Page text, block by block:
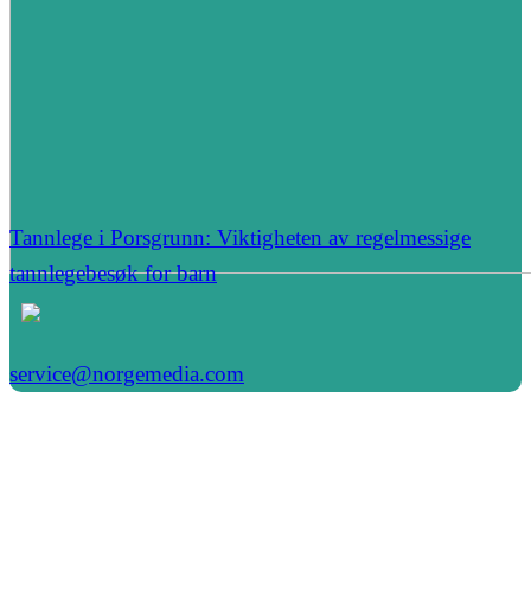
Tannlege i Porsgrunn: Viktigheten av regelmessige
tannlegebesøk for barn
service@norgemedia.com